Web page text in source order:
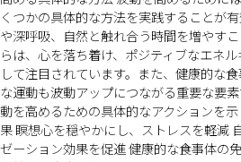
くつかの具体的な方法を実践することが
や深呼吸、自然と触れ合う時間を増やす
らは、心を落ち着け、ポジティブなエネ
して注目されています。また、健康的な
な運動も波動アップにつながる重要な要
動を高めるための具体的なアクションを
果 瞑想心を穏やかにし、ストレスを軽減
ゼーション効果を促進 健康的な食事体の